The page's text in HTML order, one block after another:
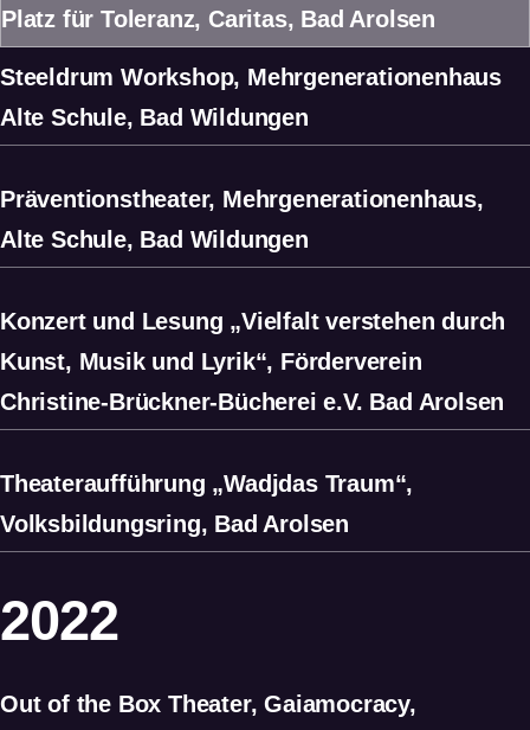
Platz für Toleranz, Caritas, Bad Arolsen
Steeldrum Workshop, Mehrgenerationenhaus
Alte Schule, Bad Wildungen
Präventionstheater, Mehrgenerationenhaus,
Alte Schule, Bad Wildungen
Konzert und Lesung „Vielfalt verstehen durch
Kunst, Musik und Lyrik“, Förderverein
Christine-Brückner-Bücherei e.V. Bad Arolsen
Theateraufführung „Wadjdas Traum“,
Volksbildungsring, Bad Arolsen
2022
Out of the Box Theater, Gaiamocracy,